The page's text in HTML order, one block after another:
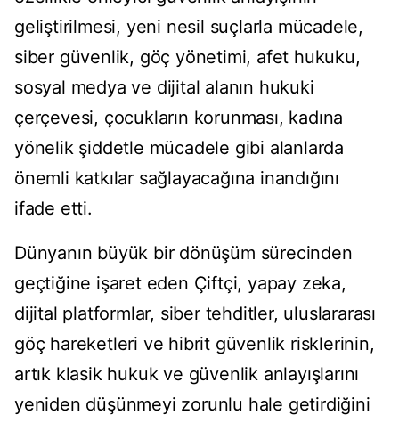
geliştirilmesi, yeni nesil suçlarla mücadele,
siber güvenlik, göç yönetimi, afet hukuku,
sosyal medya ve dijital alanın hukuki
çerçevesi, çocukların korunması, kadına
yönelik şiddetle mücadele gibi alanlarda
önemli katkılar sağlayacağına inandığını
ifade etti.
Dünyanın büyük bir dönüşüm sürecinden
geçtiğine işaret eden Çiftçi, yapay zeka,
dijital platformlar, siber tehditler, uluslararası
göç hareketleri ve hibrit güvenlik risklerinin,
artık klasik hukuk ve güvenlik anlayışlarını
yeniden düşünmeyi zorunlu hale getirdiğini